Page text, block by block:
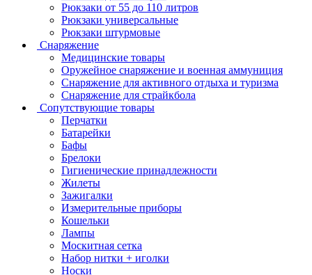
Рюкзаки от 55 до 110 литров
Рюкзаки универсальные
Рюкзаки штурмовые
Снаряжение
Медицинские товары
Оружейное снаряжение и военная аммуниция
Снаряжение для активного отдыха и туризма
Снаряжение для страйкбола
Сопутствующие товары
Перчатки
Батарейки
Бафы
Брелоки
Гигиенические принадлежности
Жилеты
Зажигалки
Измерительные приборы
Кошельки
Лампы
Москитная сетка
Набор нитки + иголки
Носки